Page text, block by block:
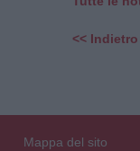
<< Indietro
Mappa del sito